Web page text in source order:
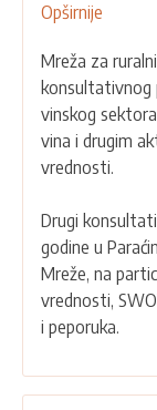
Opširnije
DRUGI
SA
LANCU
Mreža za
konsultativnog
vinskog
vina i drugim
vrednosti.
Drugi
godine u
Mreže, na
vrednosti,
i peporuka.